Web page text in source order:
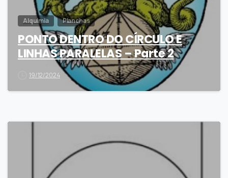
Alquimia Planchas
PONTO DENTRO DO CÍRCULO E
LINHAS PARALELAS – Parte 2
19/12/2024